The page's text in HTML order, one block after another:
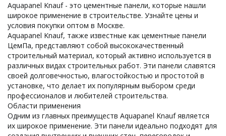
Aquapanel Knauf - это цементные панели, которые нашли
широкое применение в строительстве. Узнайте цены и
условия покупки оптом в Москве.
Aquapanel Knauf, также известные как цементные панели
ЦемПа, представляют собой высококачественный
строительный материал, который активно используется в
различных видах строительных работ. Эти панели славятся
своей долговечностью, влагостойкостью и простотой в
установке, что делает их популярным выбором среди
профессионалов и любителей строительства.
Области применения
Одним из главных преимуществ Aquapanel Knauf является
их широкое применение. Эти панели идеально подходят для